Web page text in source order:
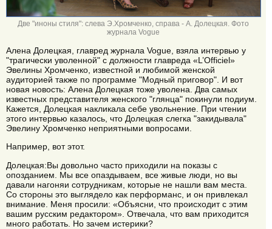
Две "иноны стиля": слева Э.Хромченко, справа - А. Долецкая. Фото
журнала Vogue
Алена Долецкая, главред журнала Vogue, взяла интервью у
"трагически уволенной" с должности главреда «L’Officiel»
Эвелины Хромченко, известной и любимой женской
аудиторией также по программе "Модный приговор". И вот
новая новость: Алена Долецкая тоже уволена. Два самых
известных представителя женского "глянца" покинули подиум.
Кажется, Долецкая накликала себе увольнение. При чтении
этого интервью казалось, что Долецкая слегка "закидывала"
Эвелину Хромченко неприятными вопросами.
Например, вот этот.
Долецкая:Вы довольно часто приходили на показы c
опозданием. Мы все опаздываем, все живые люди, но вы
давали нагоняи сотрудникам, которые не нашли вам места.
Со стороны это выглядело как перформанс, и он привлекал
внимание. Меня просили: «Объясни, что происходит с этим
вашим русским редактором». Отвечала, что вам приходится
много работать. Но зачем истерики?